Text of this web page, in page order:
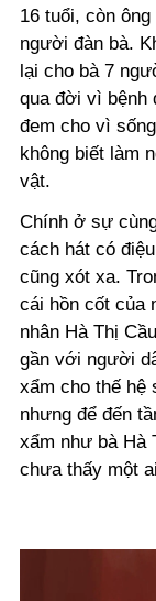
16 tuổi, còn
người đàn bà.
lại cho bà 7
qua đời vì bệnh
đem cho vì
không biết làm
vật.
Chính ở sự
cách hát có
cũng xót xa.
cái hồn cốt của
nhân Hà Thị
gần với người
xẩm cho thế hệ
nhưng để đến
xẩm như bà Hà
chưa thấy một